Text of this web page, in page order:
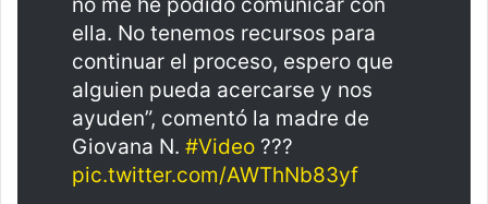
ella. No tenemos recursos para
continuar el proceso, espero que
alguien pueda acercarse y nos
ayuden”, comentó la madre de
Giovana N. #Video ???
pic.twitter.com/AWThNb83yf